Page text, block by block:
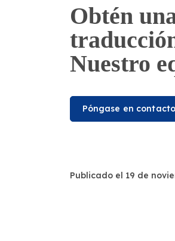
Obtén
Nuestro
Póngase en
Publicado el 19 de